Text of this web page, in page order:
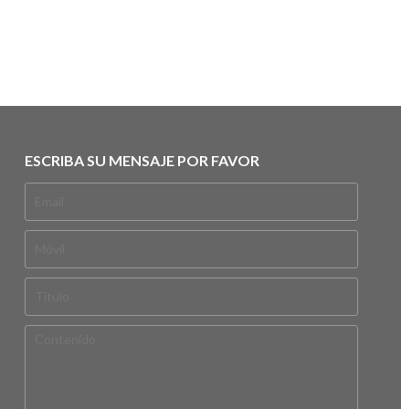
ESCRIBA SU MENSAJE POR FAVOR